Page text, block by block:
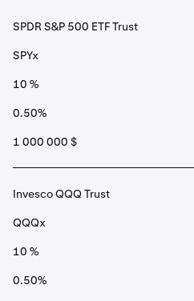
SPDR S&P 500 ETF Trust
SPYx
10 %
0.50%
1 000 000 $
Invesco QQQ Trust
QQQx
10 %
0.50%